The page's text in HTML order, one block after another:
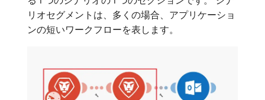
リオセグメントは、多くの場合、アプリケーショ
ンの短いワークフローを表します。